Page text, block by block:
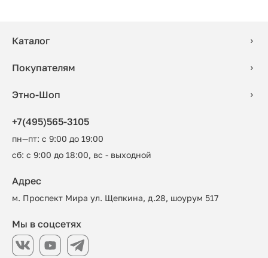
Каталог
Покупателям
Этно-Шоп
+7(495)565-3105
пн—пт: с 9:00 до 19:00
сб: с 9:00 до 18:00, вс - выходной
Адрес
м. Проспект Мира ул. Щепкина, д.28, шоурум 517
Мы в соцсетях